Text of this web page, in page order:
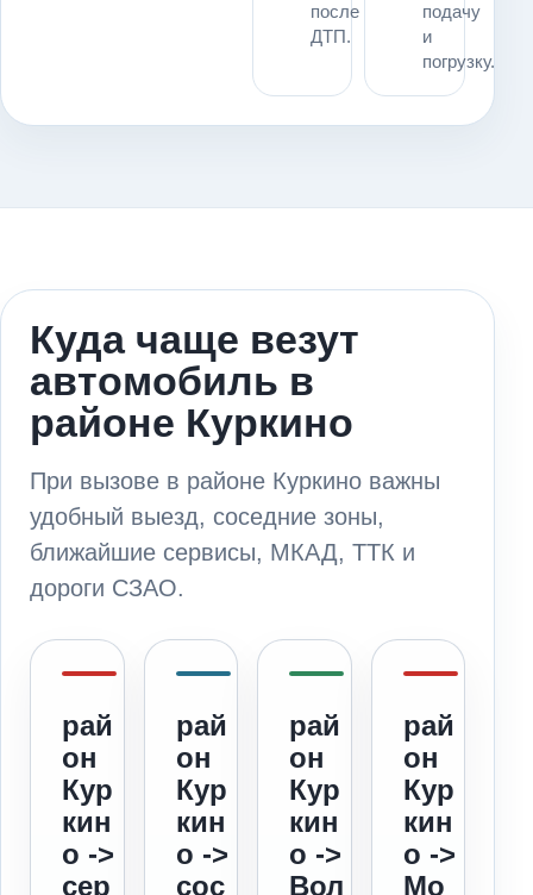
после
ДТП.
подачу
и
погрузку.
Куда чаще везут
автомобиль в
районе Куркино
При вызове в районе Куркино важны
удобный выезд, соседние зоны,
ближайшие сервисы, МКАД, ТТК и
дороги СЗАО.
рай
он
Кур
кин
о ->
сер
рай
он
Кур
кин
о ->
сос
рай
он
Кур
кин
о ->
Вол
рай
он
Кур
кин
о ->
Мо